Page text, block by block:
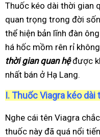
Thuốc kéo dài thời gian
quan trọng trong đời
thể hiện bản lĩnh đàn
há hốc mồm rên rỉ
thời gian quan hệđược
nhất bán ở Hạ Lang.
I. Thuốc Viagra kéo dài
Nghe cái tên Viagra
thuốc này đã quá nổi